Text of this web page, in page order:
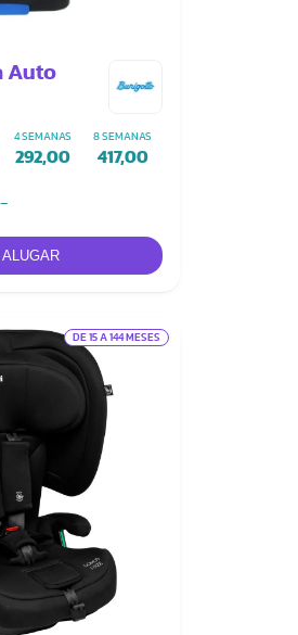
Auto
4 SEMANAS
292,00
8 SEMANAS
417,00
-
DE 15 A 144 MESES